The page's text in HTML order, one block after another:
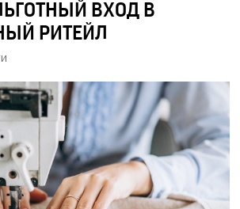
ВХОД В
РИТЕЙЛ